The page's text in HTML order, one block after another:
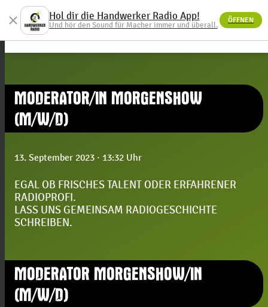
menu
MODERATOR/IN MORGENSHOW
(M/W/D)
13. September 2023 · 13:32 Uhr
EGAL OB FRISCHES TALENT ODER ERFAHRENER
RADIOPROFI.
LASS UNS GEMEINSAM RADIOGESCHICHTE
SCHREIBEN.
MODERATOR MORGENSHOW/IN
(M/W/D)
close Hol dir die Handwerker Radio App!
Und hör den Sound für Macher immer und überall.
ÖFFNEN